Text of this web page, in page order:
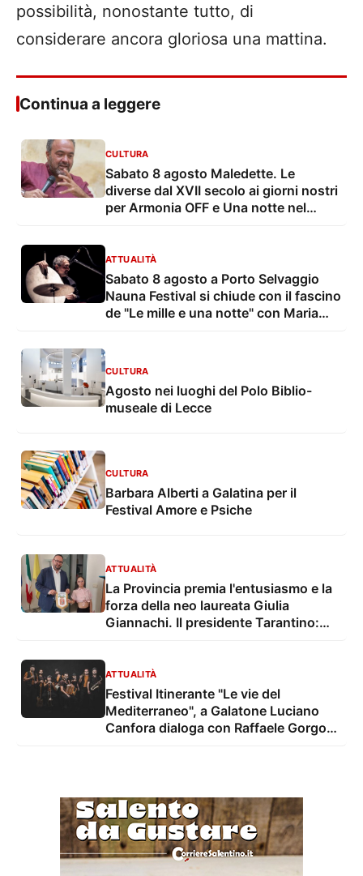
possibilità, nonostante tutto, di
considerare ancora gloriosa una mattina.
Continua a leggere
CULTURA
Sabato 8 agosto Maledette. Le
diverse dal XVII secolo ai giorni nostri
per Armonia OFF e Una notte nel
ATTUALITÀ
Sabato 8 agosto a Porto Selvaggio
Nauna Festival si chiude con il fascino
de "Le mille e una notte" con Maria
CULTURA
Agosto nei luoghi del Polo Biblio-
museale di Lecce
CULTURA
Barbara Alberti a Galatina per il
Festival Amore e Psiche
ATTUALITÀ
La Provincia premia l'entusiasmo e la
forza della neo laureata Giulia
Giannachi. Il presidente Tarantino:
ATTUALITÀ
Festival Itinerante "Le vie del
Mediterraneo", a Galatone Luciano
Canfora dialoga con Raffaele Gorgoni